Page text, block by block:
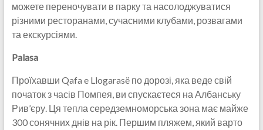
можете переночувати в парку та насолоджуватися
різними ресторанами, сучасними клубами, розвагами
та екскурсіями.
Palasa
Проїхавши Qafa e Llogarasë по дорозі, яка веде свій
початок з часів Помпея, ви спускаєтеся на Албанську
Рив’єру. Ця тепла середземноморська зона має майже
300 сонячних днів на рік. Першим пляжем, який варто